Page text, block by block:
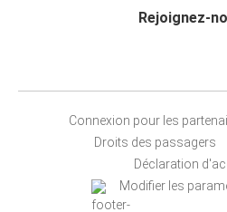
Rejoignez-
Connexion pour les
Droits des passagers
Déclaration
Modifier les